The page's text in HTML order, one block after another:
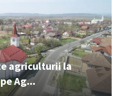
agriculturii la
Ag...